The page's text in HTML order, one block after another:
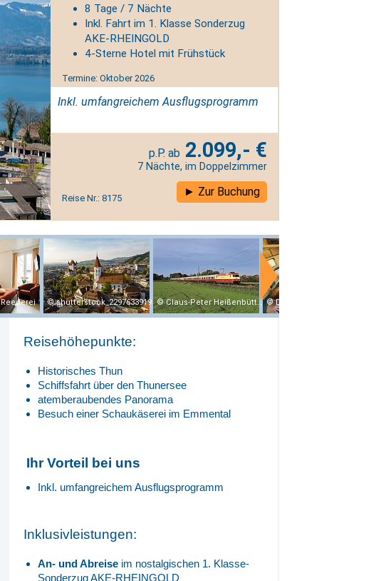
8 Tage / 7 Nächte
Inkl. Fahrt im 1. Klasse Sonderzug
AKE-RHEINGOLD
4-Sterne Hotel mit Frühstück
Termine: Oktober 2026
Inkl. umfangreichem Ausflugsprogramm
2.099,- €
7 Nächte, im Doppelzimmer
Reise Nr.: 8175 Zur Buchung
shutterstock_2297633919 Claus-Peter Heißenbüttel Dominik Ketz
Reisehöhepunkte:
Historisches Thun
Schiffsfahrt über den Thunersee
atemberaubendes Panorama
Besuch einer Schaukäserei im Emmental
Ihr Vorteil bei uns
Inkl. umfangreichem Ausflugsprogramm
Inklusivleistungen:
An- und Abreise im nostalgischen 1. Klasse-
Sonderzug AKE-RHEINGOLD